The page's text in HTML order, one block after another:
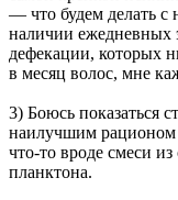
— что будем делать
наличии ежедневных
дефекации, которых
в месяц волос, мне
3) Боюсь показаться
наилучшим рационом
что-то вроде смеси
планктона.